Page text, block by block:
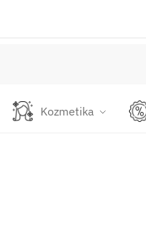
Kozmetika